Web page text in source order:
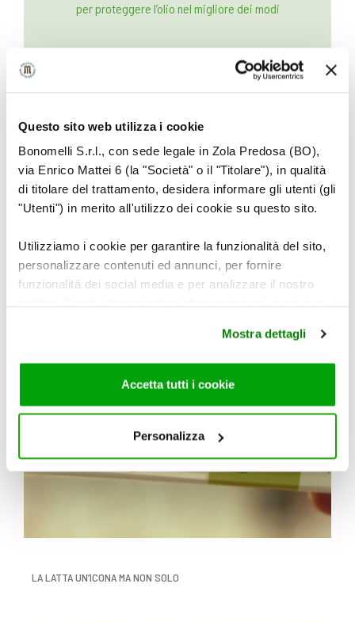
Questo sito web utilizza i cookie
Bonomelli S.r.l., con sede legale in Zola Predosa (BO),
via Enrico Mattei 6 (la "Società" o il "Titolare"), in qualità
di titolare del trattamento, desidera informare gli utenti (gli
"Utenti") in merito all'utilizzo dei cookie su questo sito.
Utilizziamo i cookie per garantire la funzionalità del sito,
personalizzare contenuti ed annunci, per fornire
funzionalità dei social media e per analizzare il nostro
di analisi dei dati web, pubblicità e social media, i quali
potrebbero combinarle con altre informazioni che ha
fornito loro o che hanno raccolto dal suo utilizzo dei loro
cookie consultare la cookie policy. Se clicchi sulla “X” per
chiudere il banner, non verranno installati cookie sul tuo
dispositivo ad eccezione di quelli necessari ai fini del
corretto funzionamento del sito.
Mostra dettagli
Accetta tutti i cookie
Personalizza
per proteggere l’olio nel migliore dei modi
LEGGI ANCHE
LA LATTA UN’ICONA MA NON SOLO